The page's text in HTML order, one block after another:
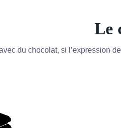
Le
du chocolat, si l’expression